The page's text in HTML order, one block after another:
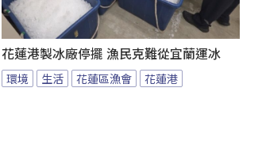
花蓮港製冰廠停擺 漁民克難從宜蘭運冰
環境 生活 花蓮區漁會 花蓮港